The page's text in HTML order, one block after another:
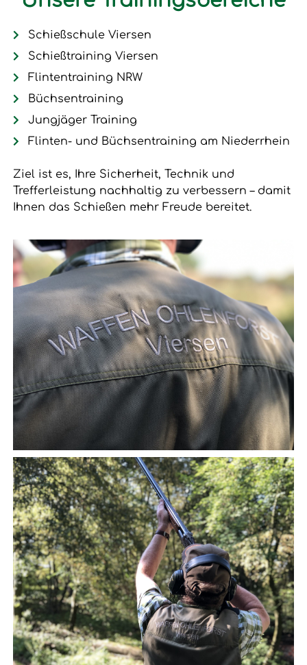
Schießschule Viersen
Schießtraining Viersen
Flintentraining NRW
Büchsentraining
Jungjäger Training
Flinten- und Büchsentraining am Niederrhein
Ziel ist es, Ihre Sicherheit, Technik und
Trefferleistung nachhaltig zu verbessern – damit
Ihnen das Schießen mehr Freude bereitet.